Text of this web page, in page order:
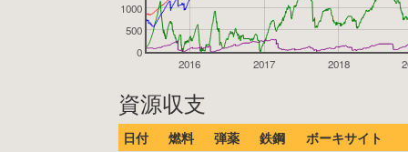
2016 2017 2018
0
500
1000
資源収支
日付 燃料 弾薬 鉄鋼 ボーキサイト